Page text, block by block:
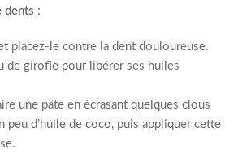
dents :
placez-le contre la dent douloureuse.
de girofle pour libérer ses huiles
une pâte en écrasant quelques clous
d’huile de coco, puis appliquer cette